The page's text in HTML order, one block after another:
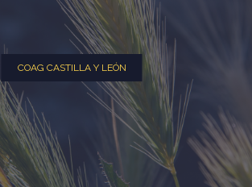
COAG CASTILLA Y LEÓN